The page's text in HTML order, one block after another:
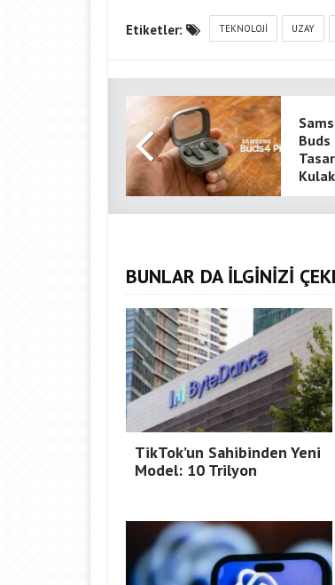
Etiketler: TEKNOLOJI UZAY
Buds
BUNLAR DA İLGİNİZİ
TikTok’un Sahibinden Yeni
Model: 10 Trilyon